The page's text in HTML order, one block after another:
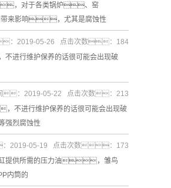
，对于各类锅炉、窑
来影响，尤其是腐蚀性
进行维护保养的话很可能会出现破
：2019-05-26 点击次数：184
不进行维护保养的话很可能会出现破
烈腐蚀性
：2019-05-22 点击次数：213
缸提供所需的压力油，雏鸟
内筒的
2019-05-19 点击次数：173